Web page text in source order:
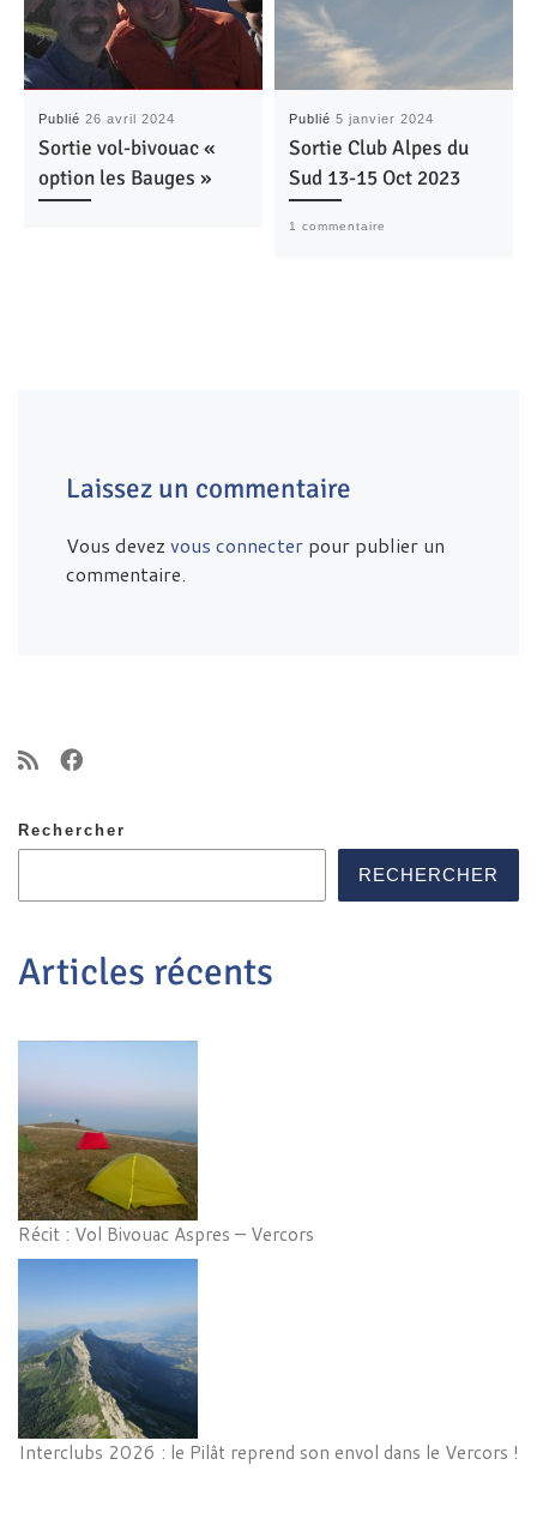
Publié26 avril 2024
Sortie vol-bivouac «
option les Bauges »
Publié5 janvier 2024
Sortie Club Alpes du
Sud 13-15 Oct 2023
1 commentaire
Laissez un commentaire
Vous devez vous connecter pour publier un
commentaire.
Rechercher
RECHERCHER
Articles récents
Récit : Vol Bivouac Aspres – Vercors
Interclubs 2026 : le Pilât reprend son envol dans le Vercors !